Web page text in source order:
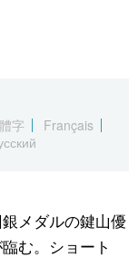
Русский
字
Français
メダルの鍵山優
む。ショート